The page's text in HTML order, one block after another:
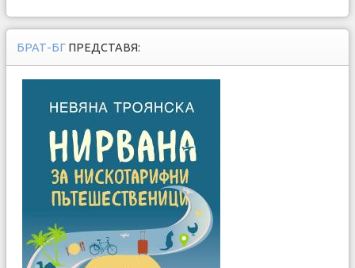
БРАТ-БГ ПРЕДСТАВЯ: